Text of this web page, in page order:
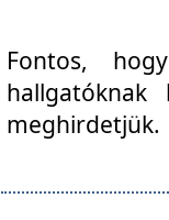
Fontos,
meghirdetjük.